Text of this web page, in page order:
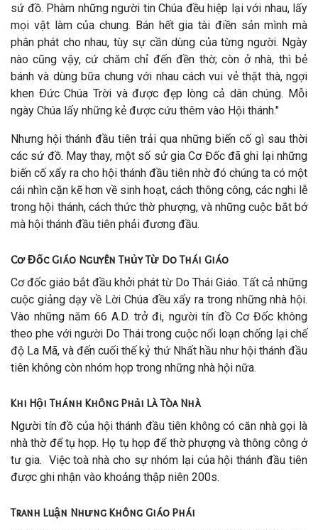
sứ đồ. Phàm những người tin Chúa đều hiệp lại với nhau, lấy
mọi vật làm của chung. Bán hết gia tài điền sản mình mà
phân phát cho nhau, tùy sự cần dùng của từng người. Ngày
nào cũng vậy, cứ chăm chỉ đến đền thờ; còn ở nhà, thì bẻ
bánh và dùng bữa chung với nhau cách vui vẻ thật thà, ngợi
khen Ðức Chúa Trời và được đẹp lòng cả dân chúng. Mỗi
ngày Chúa lấy những kẻ được cứu thêm vào Hội thánh."
Nhưng hội thánh đầu tiên trải qua những biến cố gì sau thời
các sứ đồ. May thay, một số sử gia Cơ Đốc đã ghi lại những
biến cố xẩy ra cho hội thánh đầu tiên nhờ đó chúng ta có một
cái nhìn cặn kẽ hơn về sinh hoạt, cách thông công, các nghi lễ
trong hội thánh, cách thức thờ phượng, và những cuộc bắt bớ
mà hội thánh đầu tiên phải đương đầu.
Cơ Đốc Giáo Nguyên Thủy Từ Do Thái Giáo
Cơ đốc giáo bắt đầu khởi phát từ Do Thái Giáo. Tất cả những
cuộc giảng dạy về Lời Chúa đều xẩy ra trong những nhà hội.
Vào những năm 66 A.D. trở đi, người tín đồ Cơ Đốc không
theo phe với người Do Thái trong cuộc nổi loạn chống lại chế
độ La Mã, và đến cuối thế kỷ thứ Nhất hầu như hội thánh đầu
tiên không còn nhóm họp trong những nhà hội nữa.
Khi Hội Thánh Không Phải Là Tòa Nhà
Người tín đồ của hội thánh đầu tiên không có căn nhà gọi là
nhà thờ để tụ họp. Họ tụ họp để thờ phượng và thông công ở
tư gia. Việc toà nhà cho sự nhóm lại của hội thánh đầu tiên
được ghi nhận vào khoảng thập niên 200s.
Tranh Luận Nhưng Không Giáo Phái